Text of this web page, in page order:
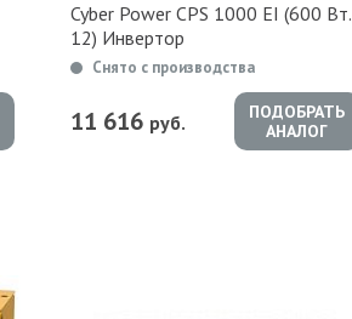
Cyber Power CPS 1000 EI (600 Вт.
12) Инвертор
Снято с производства
11 616 руб.
ПОДОБРАТЬ
АНАЛОГ